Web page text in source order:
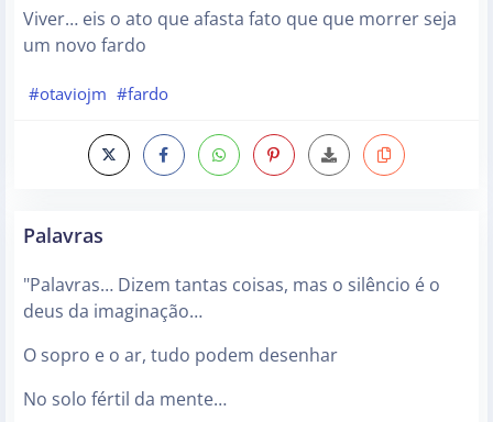
Viver… eis o ato que afasta fato que que morrer seja
um novo fardo
#otaviojm #fardo
Palavras
"Palavras… Dizem tantas coisas, mas o silêncio é o
deus da imaginação…
O sopro e o ar, tudo podem desenhar
No solo fértil da mente…